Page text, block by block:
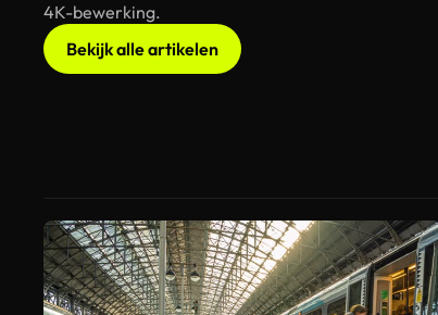
4K-bewerking.
Bekijk alle artikelen